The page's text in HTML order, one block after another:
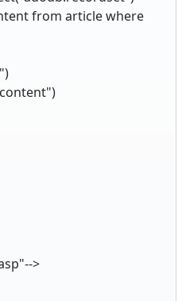
from article where
>